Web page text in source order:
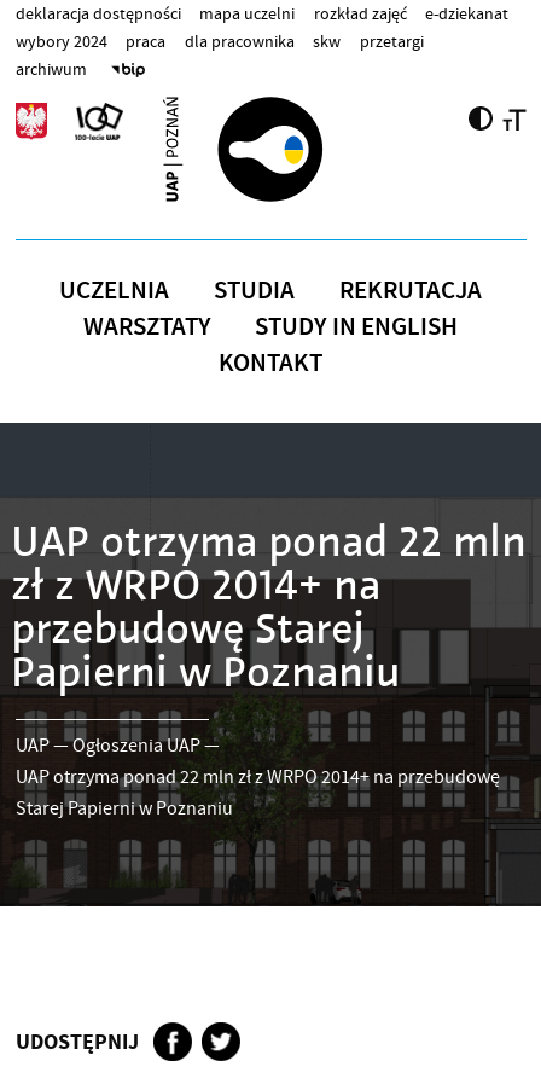
Przejdź do treści
deklaracja dostępności mapa uczelni rozkład zajęć
e-dziekanat
wybory 2024
praca dla pracownika skw
przetargi
archiwum
UCZELNIA STUDIA
REKRUTACJA
WARSZTATY
STUDY IN ENGLISH
KONTAKT
UAP otrzyma ponad 22 mln
zł z WRPO 2014+ na
przebudowę Starej
Papierni w Poznaniu
UAP—Ogłoszenia UAP—
UAP otrzyma ponad 22 mln zł z WRPO 2014+ na przebudowę
Starej Papierni w Poznaniu
UDOSTĘPNIJ